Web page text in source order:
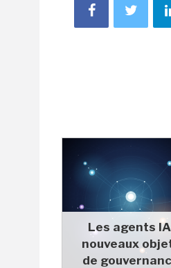
Les agents
nouveaux
de